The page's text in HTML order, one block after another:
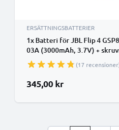
ERSÄTTNINGSBATTERIER
1x Batteri för JBL Flip 4
03A (3000mAh, 3.7V) +
CELLONIC
(17
345,00 kr